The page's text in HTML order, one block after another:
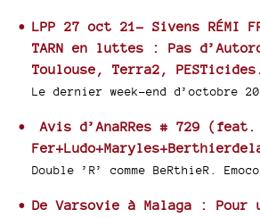
LPP 27 oct 21- Sivens RÉMI
TARN en luttes : Pas
Toulouse, Terra2,
Le dernier week-end d’octobre
Avis d’AnaRRes # 729 (feat.
Double ’R’ comme BeRthieR.
De Varsovie à Malaga : Pour